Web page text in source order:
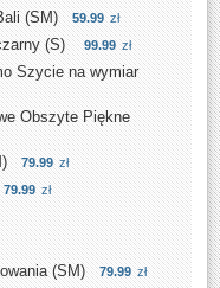
(SM) 59.99 zł
(S) 99.99 zł
Szycie na wymiar
Obszyte Piękne
79.99 zł
79.99 zł
(SM) 79.99 zł